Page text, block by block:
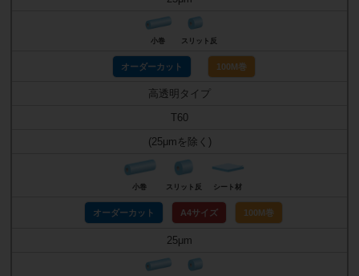
小巻 スリット反
オーダーカット 100M巻
高透明タイプ
T60
(25μmを除く)
小巻 スリット反 シート材
オーダーカット A4サイズ 100M巻
25μm